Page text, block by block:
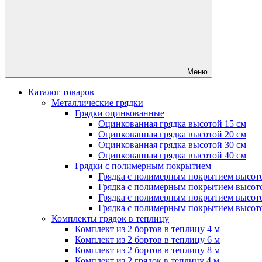
Меню
Каталог товаров
Металлические грядки
Грядки оцинкованные
Оцинкованная грядка высотой 15 см
Оцинкованная грядка высотой 20 см
Оцинкованная грядка высотой 30 см
Оцинкованная грядка высотой 40 см
Грядки с полимерным покрытием
Грядка с полимерным покрытием
Грядка с полимерным покрытием
Грядка с полимерным покрытием
Грядка с полимерным покрытием
Комплекты грядок в теплицу
Комплект из 2 бортов в теплицу 4 м
Комплект из 2 бортов в теплицу 6 м
Комплект из 2 бортов в теплицу 8 м